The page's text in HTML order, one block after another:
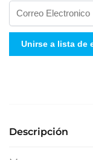
n
g
d
Unirse a lista de
Descripción